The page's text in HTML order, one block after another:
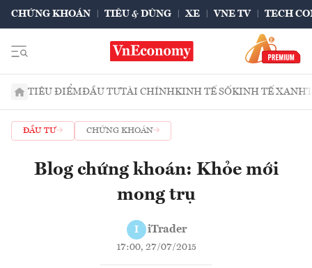
CHỨNG KHOÁN TIÊU & DÙNG XE VNE TV TECH
TIÊU ĐIỂMĐẦU TƯTÀI CHÍNHKINH TẾ SỐKINH TẾ XANH
ĐẦU TƯ CHỨNG KHOÁN
Blog chứng khoán: Khỏe mới
mong trụ
I iTrader
17:00, 27/07/2015